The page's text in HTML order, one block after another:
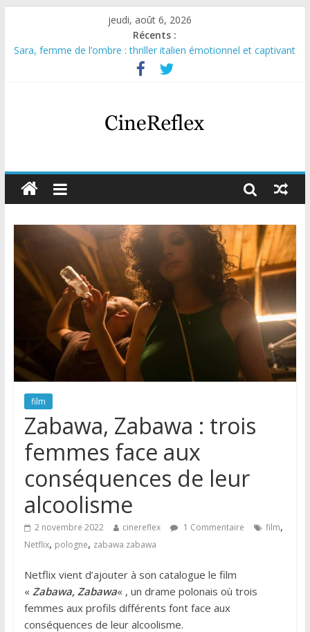
jeudi, août 6, 2026
Récents :
Sara, femme de l’ombre : thriller italien émotionnel et captivant
Journal d’une fille larguée : nouvelle série suédoise sur Netflix
Aema : mini-série sur le tournage d’un film érotique devenu
Glass Heart : excellente série musicale avec Takeru Satō
Olympo, saison 1 : nouvelle série qui séduira les fans de
film
Zabawa, Zabawa : trois
femmes face aux
conséquences de leur
alcoolisme
2 novembre 2022 cinereflex 1 Commentaire film,
Netflix, pologne, zabawa zabawa
Netflix vient d’ajouter à son catalogue le film
« Zabawa, Zabawa« , un drame polonais où trois
femmes aux profils différents font face aux
conséquences de leur alcoolisme.